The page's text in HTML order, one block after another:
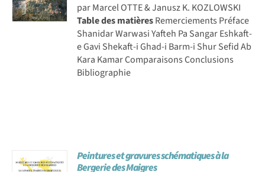
par Marcel OTTE & Janusz K. KOZLOWSKI
Table des matièresRemerciements Préface
Shanidar Warwasi Yafteh Pa Sangar Eshkaft-
e Gavi Shekaft-i Ghad-i Barm-i Shur Sefid Ab
Kara Kamar Comparaisons Conclusions
Bibliographie
Peintures et gravures schématiques à la
Bergerie des Maigres